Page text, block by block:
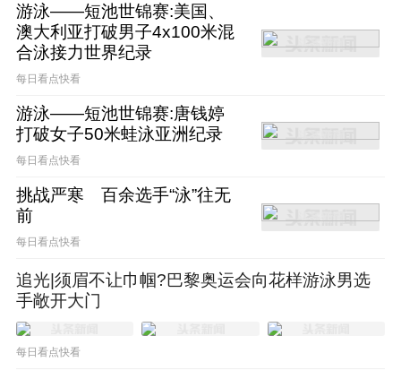
女性居多），让他一直备受各大社交媒体、短
视频平台关注。但是，即便在最风光的时候，
宁泽涛也仅仅是保留了两个个人平台——新浪
微博个人官方账号和网易的个人官网。与网易
的合作结束之后，他仅仅保留了微博作为唯一
的发声渠道。
过去的四年，宁泽涛转战各大高尔夫球场，微
人。多个短视频平台都曾经对他产生了浓厚的
兴趣，却始终无法邀请到这个“行走的流量
包”入驻。
游泳——短池世锦赛:美国、
澳大利亚打破男子4x100米混
合泳接力世界纪录
每日看点快看
游泳——短池世锦赛:唐钱婷
打破女子50米蛙泳亚洲纪录
每日看点快看
挑战严寒 百余选手“泳”往无
前
每日看点快看
追光|须眉不让巾帼?巴黎奥运会向花样游泳男选
手敞开大门
每日看点快看